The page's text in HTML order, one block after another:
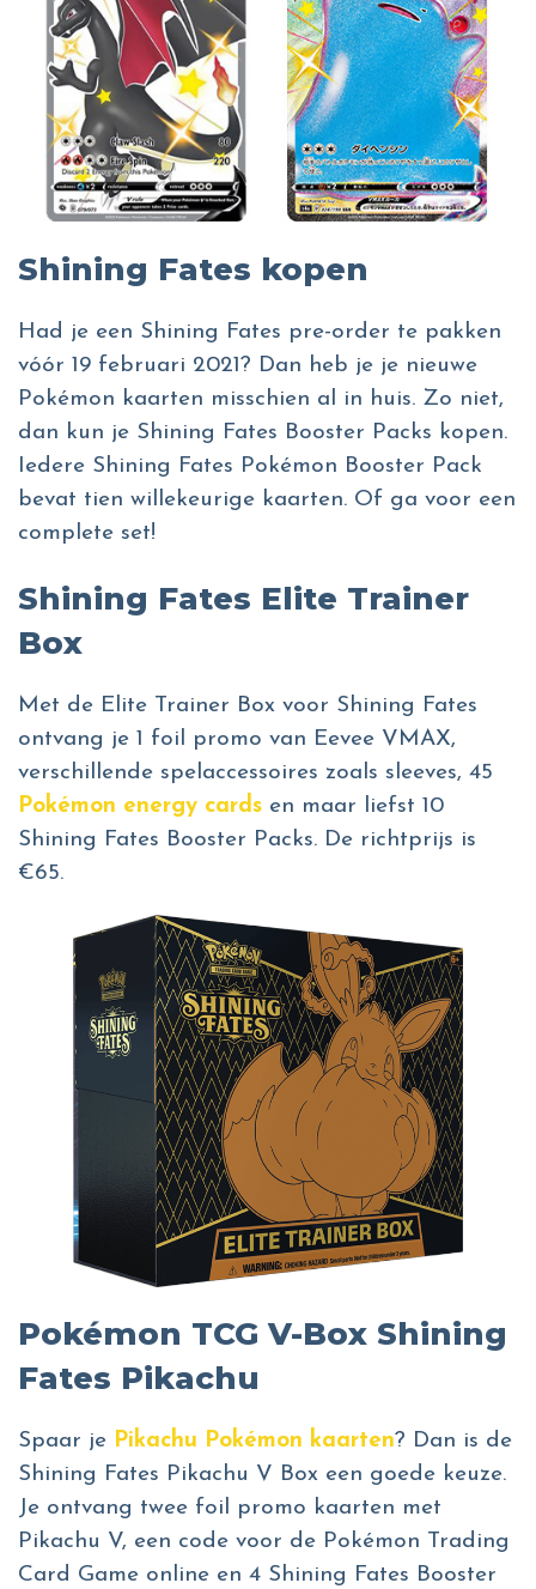
Shining Fates kopen
Had je een Shining Fates pre-order te pakken
vóór 19 februari 2021? Dan heb je je nieuwe
Pokémon kaarten misschien al in huis. Zo niet,
dan kun je Shining Fates Booster Packs kopen.
Iedere Shining Fates Pokémon Booster Pack
bevat tien willekeurige kaarten. Of ga voor een
complete set!
Shining Fates Elite Trainer
Box
Met de Elite Trainer Box voor Shining Fates
ontvang je 1 foil promo van Eevee VMAX,
verschillende spelaccessoires zoals sleeves, 45
Pokémon energy cards en maar liefst 10
Shining Fates Booster Packs. De richtprijs is
€65.
Pokémon TCG V-Box Shining
Fates Pikachu
Spaar je Pikachu Pokémon kaarten? Dan is de
Shining Fates Pikachu V Box een goede keuze.
Je ontvang twee foil promo kaarten met
Pikachu V, een code voor de Pokémon Trading
Card Game online en 4 Shining Fates Booster